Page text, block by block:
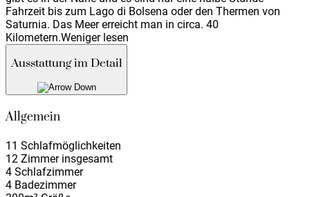
Fahrzeit bis zum Lago di Bolsena oder den Thermen von
Saturnia. Das Meer erreicht man in circa. 40
Kilometern.Weniger lesen
Ausstattung im Detail
Allgemein
11 Schlafmöglichkeiten
12 Zimmer insgesamt
4 Schlafzimmer
4 Badezimmer